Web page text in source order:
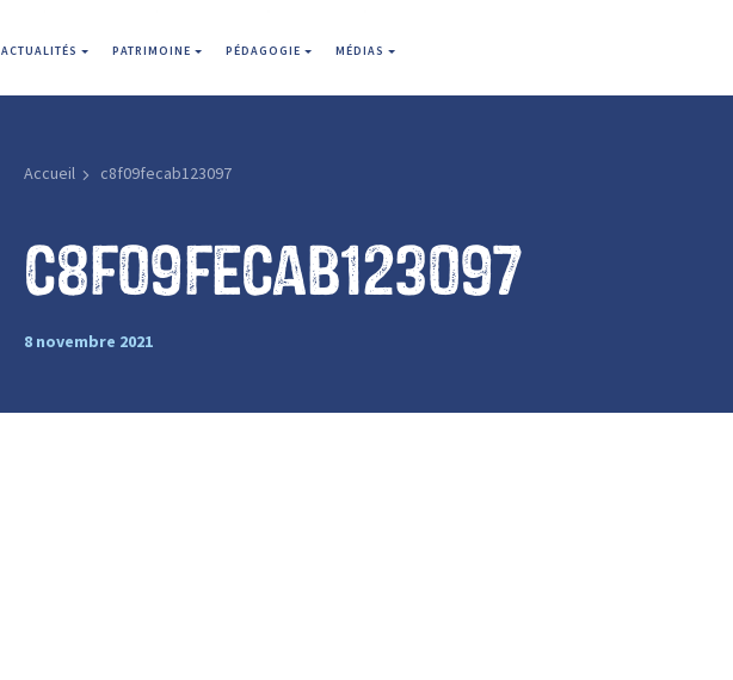
ACTUALITÉS PATRIMOINE PÉDAGOGIE MÉDIAS
Accueil c8f09fecab123097
c8f09fecab123097
8 novembre 2021